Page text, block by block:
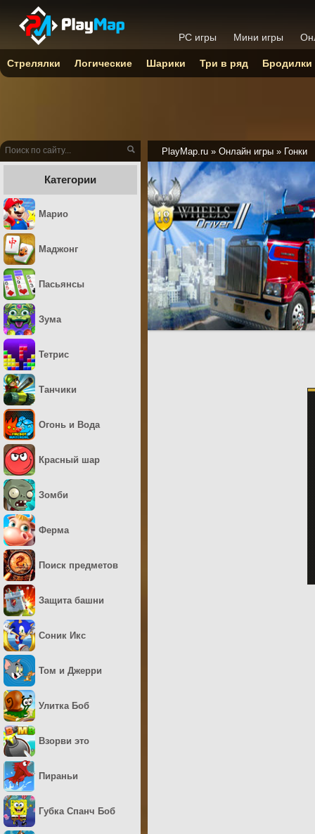
PlayMap.ru » Онлайн игры » Гонки
Категории
Марио
Маджонг
Пасьянсы
Зума
Тетрис
Танчики
Огонь и Вода
Красный шар
Зомби
Ферма
Поиск предметов
Защита башни
Соник Икс
Том и Джерри
Улитка Боб
Взорви это
Пираньи
Губка Спанч Боб
PC игры Мини игры
Стрелялки Логические Шарики Три в ряд Бродилки